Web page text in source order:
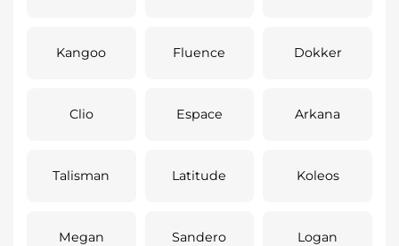
Kangoo Fluence Dokker
Clio Espace Arkana
Talisman Latitude Koleos
Megan Sandero Logan